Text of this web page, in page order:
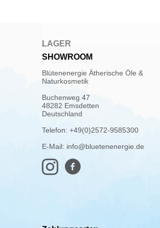
LAGER
SHOWROOM
Blütenenergie Ätherische Öle &
Naturkosmetik
Buchenweg 47
48282 Emsdetten
Deutschland
Telefon: +49(0)2572-9585300
E-Mail: info@bluetenenergie.de